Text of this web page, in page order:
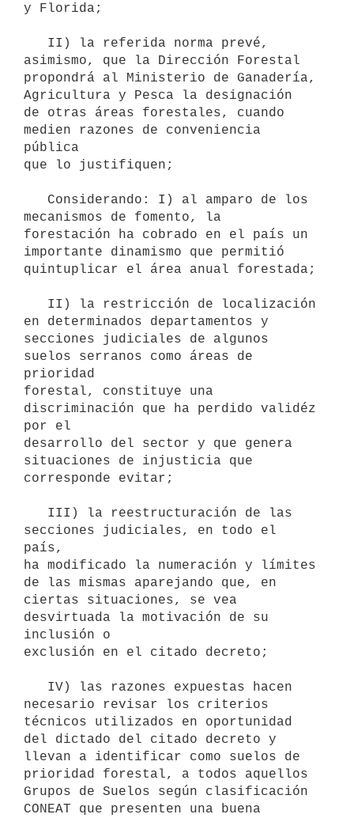
y Florida;
asimismo, que la Dirección Forestal
propondrá al Ministerio de Ganadería,
Agricultura y Pesca la designación
de otras áreas forestales, cuando
medien razones de conveniencia
pública
que lo justifiquen;
mecanismos de fomento, la
forestación ha cobrado en el país un
importante dinamismo que permitió
quintuplicar el área anual forestada;
en determinados departamentos y
secciones judiciales de algunos
suelos serranos como áreas de
prioridad
forestal, constituye una
discriminación que ha perdido validéz
por el
desarrollo del sector y que genera
situaciones de injusticia que
corresponde evitar;
secciones judiciales, en todo el
país,
ha modificado la numeración y límites
de las mismas aparejando que, en
ciertas situaciones, se vea
desvirtuada la motivación de su
inclusión o
exclusión en el citado decreto;
necesario revisar los criterios
técnicos utilizados en oportunidad
del dictado del citado decreto y
llevan a identificar como suelos de
prioridad forestal, a todos aquellos
Grupos de Suelos según clasificación
CONEAT que presenten una buena